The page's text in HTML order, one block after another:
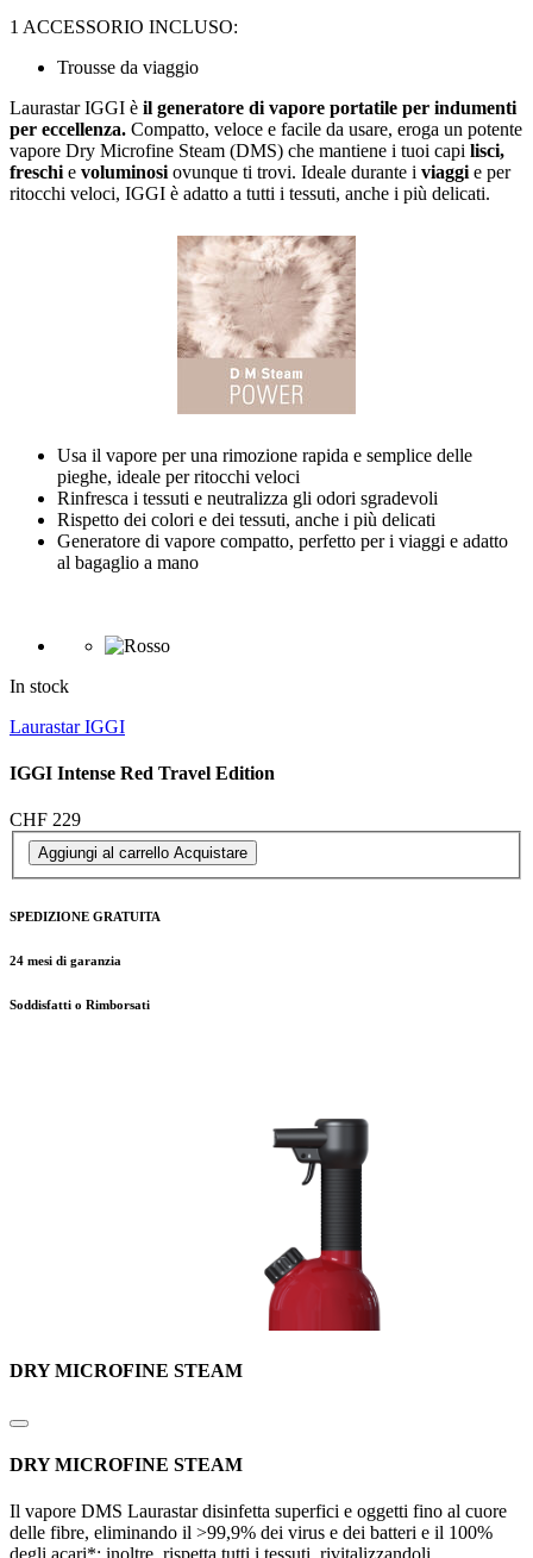
1 ACCESSORIO INCLUSO:
Trousse da viaggio
Laurastar IGGI è il generatore di vapore portatile per indumenti
per eccellenza. Compatto, veloce e facile da usare, eroga un potente
vapore Dry Microfine Steam (DMS) che mantiene i tuoi capi lisci,
freschi e voluminosi ovunque ti trovi. Ideale durante i viaggi e per
ritocchi veloci, IGGI è adatto a tutti i tessuti, anche i più delicati.
Usa il vapore per una rimozione rapida e semplice delle
pieghe, ideale per ritocchi veloci
Rinfresca i tessuti e neutralizza gli odori sgradevoli
Rispetto dei colori e dei tessuti, anche i più delicati
Generatore di vapore compatto, perfetto per i viaggi e adatto
al bagaglio a mano
In stock
Laurastar IGGI
IGGI Intense Red Travel Edition
CHF 229
Aggiungi al carrello Acquistare
SPEDIZIONE GRATUITA
24 mesi di garanzia
Soddisfatti o Rimborsati
DRY MICROFINE STEAM
DRY MICROFINE STEAM
Il vapore DMS Laurastar disinfetta superfici e oggetti fino al cuore
delle fibre, eliminando il >99,9% dei virus e dei batteri e il 100%
degli acari*; inoltre, rispetta tutti i tessuti, rivitalizzandoli